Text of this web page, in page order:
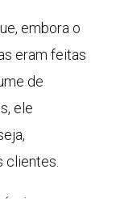
embora o
eram feitas
de
ele
clientes.